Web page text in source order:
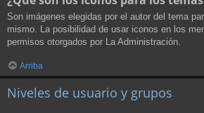
Son imágenes elegidas por el autor del tema
mismo. La posibilidad de usar iconos en los
permisos otorgados por La Administración.
Arriba
Niveles de usuario y grupos